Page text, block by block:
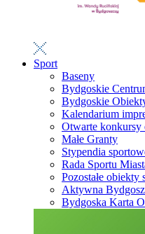
Sport
Baseny
Bydgoskie
Bydgoskie
Kalendarium
Otwarte konkursy
Małe Granty
Stypendia
Rada Sportu
Pozostałe obiekty
Aktywna
Bydgoska Karta